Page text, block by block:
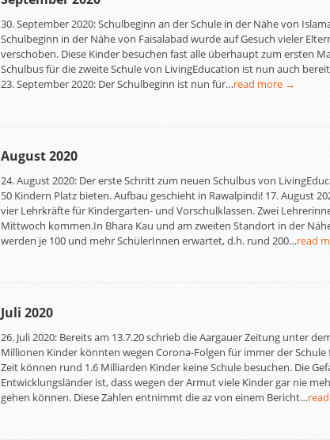
30. September 2020: Schulbeginn an der Schule in der Nähe von
Schulbeginn in der Nähe von Faisalabad wurde auf Gesuch vieler
verschoben. Diese Kinder besuchen fast alle überhaupt zum ersten
Schulbus für die zweite Schule von LivingEducation ist nun auch
23. September 2020: Der Schulbeginn ist nun für…read more →
August 2020
24. August 2020: Der erste Schritt zum neuen Schulbus von
50 Kindern Platz bieten. Aufbau geschieht in Rawalpindi! 17. August
vier Lehrkräfte für Kindergarten- und Vorschulklassen. Zwei
Mittwoch kommen.In Bhara Kau und am zweiten Standort in der
werden je 100 und mehr SchülerInnen erwartet, d.h. rund 200…read
Juli 2020
26. Juli 2020: Bereits am 13.7.20 schrieb die Aargauer Zeitung unter
Millionen Kinder könnten wegen Corona-Folgen für immer der Schule
Zeit können rund 1.6 Milliarden Kinder keine Schule besuchen. Die
Entwicklungsländer ist, dass wegen der Armut viele Kinder gar nie
gehen können. Diese Zahlen entnimmt die az von einem Bericht…